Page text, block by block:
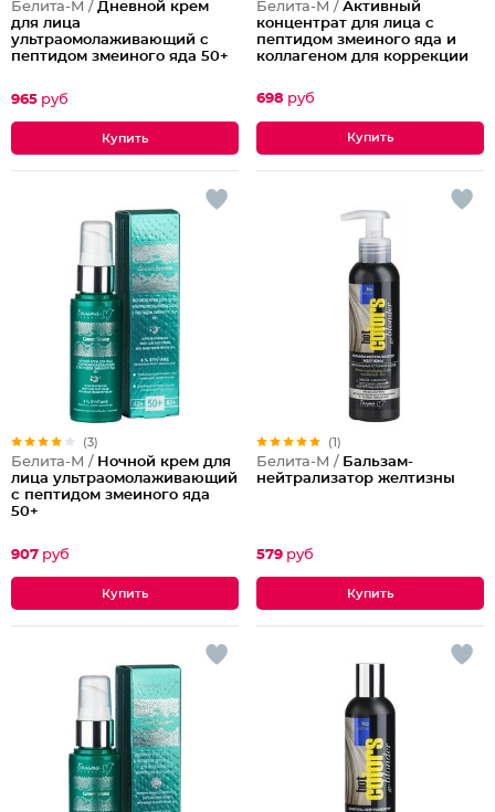
Белита-М / Дневной крем
для лица
ультраомолаживающий с
пептидом змеиного яда 50+
965 руб
Белита-М / Активный
концентрат для лица с
пептидом змеиного яда и
коллагеном для коррекции
698 руб
(3)
Белита-М / Ночной крем для
лица ультраомолаживающий
с пептидом змеиного яда
50+
907 руб
(1)
Белита-М / Бальзам-
нейтрализатор желтизны
579 руб